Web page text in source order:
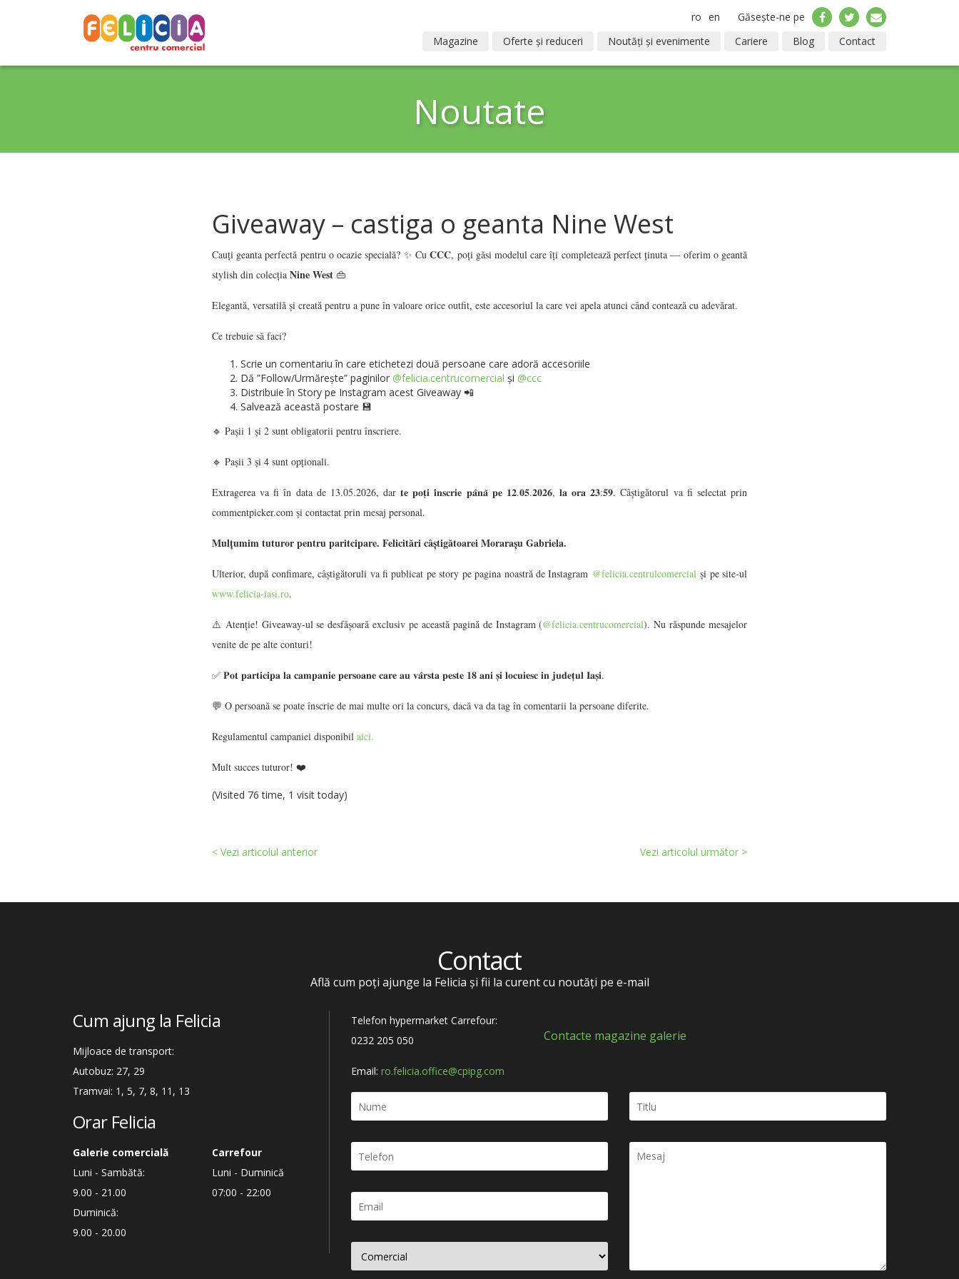
en
ro
Găsește-ne pe
Magazine
Oferte și reduceri Noutăți și evenimente Cariere Blog Contact
Noutate
Giveaway – castiga o geanta Nine West
Cauți geanta perfectă pentru o ocazie specială? ✨ CuCCC, poți găsi modelul care îți completează perfect ținuta — oferim o geantă
stylish din colecția Nine West 👜
Elegantă, versatilă și creată pentru a pune în valoare orice outfit, este accesoriul la care vei apela atunci când contează cu adevărat.
Ce trebuie să faci?
Scrie un comentariu în care etichetezi două persoane care adoră accesoriile
Dă ”Follow/Urmărește” paginilor @felicia.centrucomercial și @ccc
Distribuie în Story pe Instagram acest Giveaway 📲
Salvează această postare 💾
🔹 Pașii 1 și 2 sunt obligatorii pentru înscriere.
🔹 Pașii 3 și 4 sunt opționali.
Extragerea va fi în data de 13.05.2026, dar 𝐭𝐞 𝐩𝐨𝐭̦𝐢 𝐢̂𝐧𝐬𝐜𝐫𝐢𝐞 𝐩𝐚̂𝐧𝐚̆ 𝐩𝐞 𝟏𝟐.𝟎𝟓.𝟐𝟎𝟐𝟔, 𝐥𝐚 𝐨𝐫𝐚 𝟐𝟑:𝟓𝟗. Câștigătorul va fi selectat prin
commentpicker.com și contactat prin mesaj personal.
Mulțumim tuturor pentru paritcipare. Felicitări câștigătoarei Morarașu Gabriela.
Ulterior, după confimare, câștigătoruli va fi publicat pe story pe pagina noastră de Instagram @felicia.centrulcomercialși pe site-ul
www.felicia-iasi.ro.
⚠️ Atenție! Giveaway-ul se desfășoară exclusiv pe această pagină de Instagram (@felicia.centrucomercial). Nu răspunde mesajelor
venite de pe alte conturi!
✅ 𝐏𝐨𝐭 𝐩𝐚𝐫𝐭𝐢𝐜𝐢𝐩𝐚 𝐥𝐚 𝐜𝐚𝐦𝐩𝐚𝐧𝐢𝐞 𝐩𝐞𝐫𝐬𝐨𝐚𝐧𝐞 𝐜𝐚𝐫𝐞 𝐚𝐮 𝐯𝐚̂𝐫𝐬𝐭𝐚 𝐩𝐞𝐬𝐭𝐞 𝟏𝟖 𝐚𝐧𝐢 𝐬̦𝐢 𝐥𝐨𝐜𝐮𝐢𝐞𝐬𝐜 𝐢𝐧 𝐣𝐮𝐝𝐞𝐭̦𝐮𝐥 𝐈𝐚𝐬̦𝐢.
💬 O persoană se poate înscrie de mai multe ori la concurs, dacă va da tag în comentarii la persoane diferite.
Regulamentul campaniei disponibil aici.
Mult succes tuturor! ❤️
(Visited 76 time, 1 visit today)
< Vezi articolul anterior Vezi articolul următor >
Contact
Află cum poți ajunge la Felicia și fii la curent cu noutăți pe e-mail
Cum ajung la Felicia
Mijloace de transport:
Autobuz: 27, 29
Tramvai: 1, 5, 7, 8, 11, 13
Orar Felicia
Galerie comercială
Luni - Sambătă:
9.00 - 21.00
Duminică:
9.00 - 20.00
Carrefour
Luni - Duminică
07:00 - 22:00
Telefon hypermarket Carrefour:
0232 205 050
Contacte magazine galerie
Email: ro.felicia.office@cpipg.com